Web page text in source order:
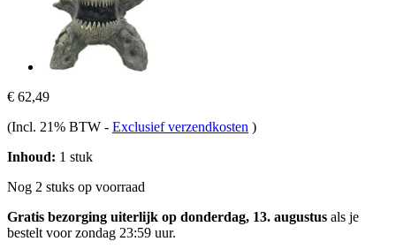
€ 62,49
(Incl. 21% BTW - Exclusief verzendkosten )
Inhoud: 1 stuk
Nog 2 stuks op voorraad
Gratis bezorging uiterlijk op donderdag, 13. augustus als je
bestelt voorzondag 23:59 uur.